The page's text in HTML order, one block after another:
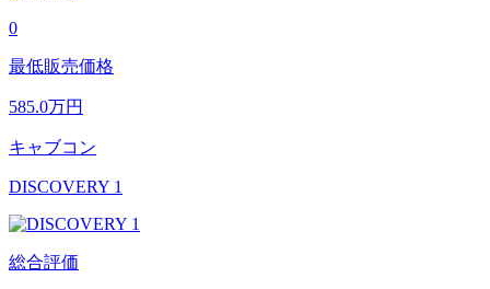
0
最低販売価格
585.0万円
キャブコン
DISCOVERY 1
総合評価